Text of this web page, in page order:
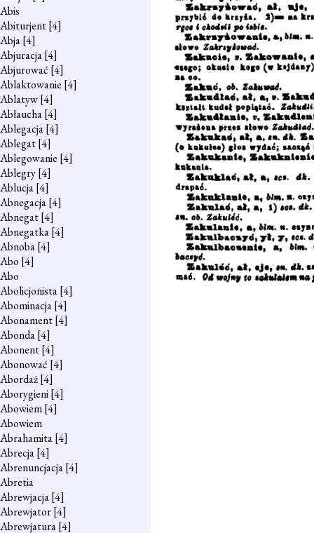
Abis
Abiturjent[4]
Abja[4]
Abjuracja[4]
Abjurować [4]
Ablaktowanie [4]
Ablatyw[4]
Abłaucha[4]
Ablegacja[4]
Ablegat[4]
Ablegowanie [4]
Ablegry[4]
Ablucja[4]
Abnegacja[4]
Abnegat[4]
Abnegatka[4]
Abnoba[4]
Abo [4]
Abo
Abolicjonista[4]
Abominacja[4]
Abonament[4]
Abonda[4]
Abonent[4]
Abonować [4]
Abordaż[4]
Aborygieni[4]
Abowiem[4]
Abowiem
Abrahamita[4]
Abrecja[4]
Abrenuncjacja[4]
Abretia
Abrewjacja[4]
Abrewjator[4]
Abrewjatura[4]